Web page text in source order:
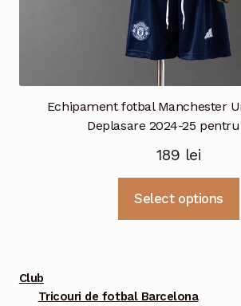
Echipament fotbal Manchester
Deplasare 2024-25
189 lei
Select options
Club
Tricouri de fotbal Barcelona